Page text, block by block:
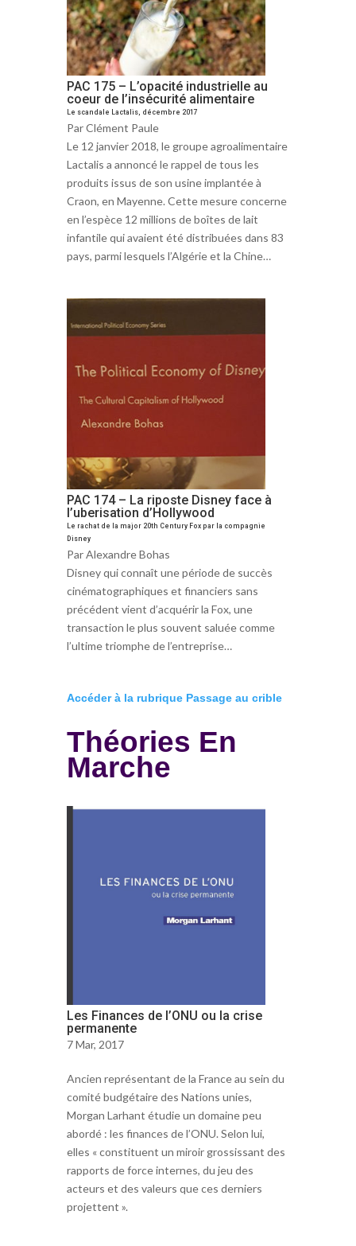
PAC 175 – L’opacité industrielle au
coeur de l’insécurité alimentaire
Le scandale Lactalis, décembre 2017
Par Clément Paule
Le 12 janvier 2018, le groupe agroalimentaire
Lactalis a annoncé le rappel de tous les
produits issus de son usine implantée à
Craon, en Mayenne. Cette mesure concerne
en l’espèce 12 millions de boîtes de lait
infantile qui avaient été distribuées dans 83
pays, parmi lesquels l’Algérie et la Chine…
PAC 174 – La riposte Disney face à
l’uberisation d’Hollywood
Le rachat de la major 20th Century Fox par la compagnie
Disney
Par Alexandre Bohas
Disney qui connaît une période de succès
cinématographiques et financiers sans
précédent vient d’acquérir la Fox, une
transaction le plus souvent saluée comme
l’ultime triomphe de l’entreprise…
Accéder à la rubrique Passage au crible
Théories En
Marche
Les Finances de l’ONU ou la crise
permanente
7 Mar, 2017
Ancien représentant de la France au sein du
comité budgétaire des Nations unies,
Morgan Larhant étudie un domaine peu
abordé : les finances de l’ONU. Selon lui,
elles « constituent un miroir grossissant des
rapports de force internes, du jeu des
acteurs et des valeurs que ces derniers
projettent ».